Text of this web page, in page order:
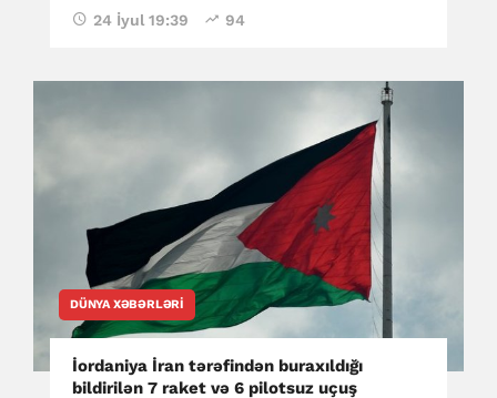
24 İyul 19:39 94
DÜNYA XƏBƏRLƏRI
İordaniya İran tərəfindən buraxıldığı
bildirilən 7 raket və 6 pilotsuz uçuş